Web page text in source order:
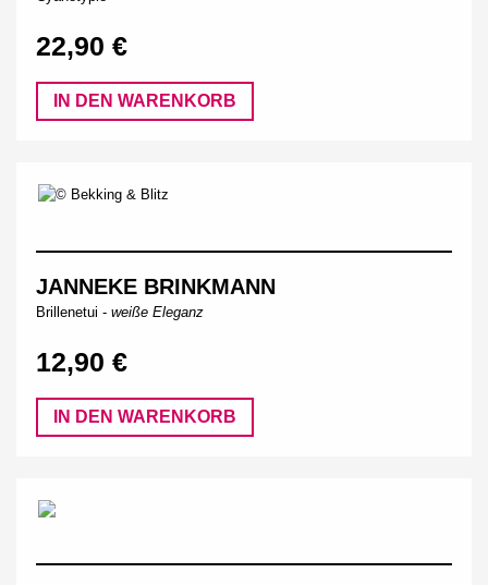
22,90 €
IN DEN WARENKORB
JANNEKE BRINKMANN
Brillenetui - weiße Eleganz
12,90 €
IN DEN WARENKORB